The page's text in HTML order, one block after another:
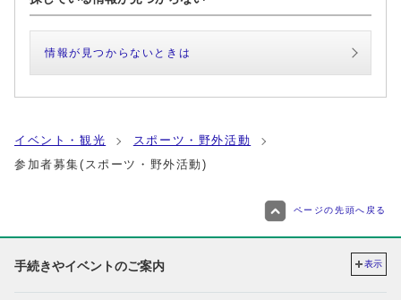
情報が見つからないときは
イベント・観光
スポーツ・野外活動
参加者募集(スポーツ・野外活動)
ページの先頭へ戻る
手続きやイベントのご案内 表示